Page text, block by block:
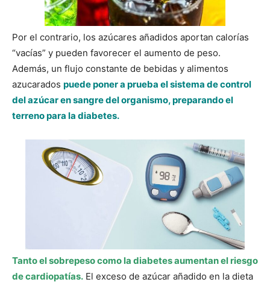
Por el contrario, los azúcares añadidos aportan calorías
“vacías” y pueden favorecer el aumento de peso.
Además, un flujo constante de bebidas y alimentos
azucarados puede poner a prueba el sistema de control
del azúcar en sangre del organismo, preparando el
terreno para la diabetes.
Tanto el sobrepeso como la diabetes aumentan el riesgo
de cardiopatías. El exceso de azúcar añadido en la dieta